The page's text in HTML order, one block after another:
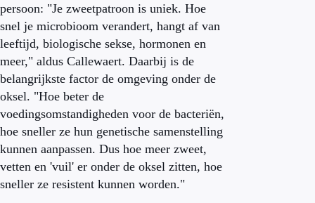
persoon: "Je zweetpatroon is uniek. Hoe
snel je microbioom verandert, hangt af van
leeftijd, biologische sekse, hormonen en
meer," aldus Callewaert. Daarbij is de
belangrijkste factor de omgeving onder de
oksel. "Hoe beter de
voedingsomstandigheden voor de bacteriën,
hoe sneller ze hun genetische samenstelling
kunnen aanpassen. Dus hoe meer zweet,
vetten en 'vuil' er onder de oksel zitten, hoe
sneller ze resistent kunnen worden."